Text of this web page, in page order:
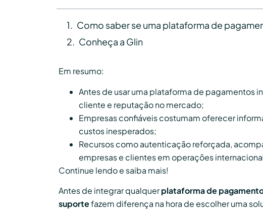
Como saber se uma plataforma de
Conheça a Glin
Em resumo:
Antes de usar uma plataforma de pagamentos
cliente e reputação no mercado;
Empresas confiáveis costumam oferecer
custos inesperados;
Recursos como autenticação reforçada,
empresas e clientes em operações
Continue lendo e saiba mais!
Antes de integrar qualquerplataforma de
suportefazem diferença na hora de escolher uma